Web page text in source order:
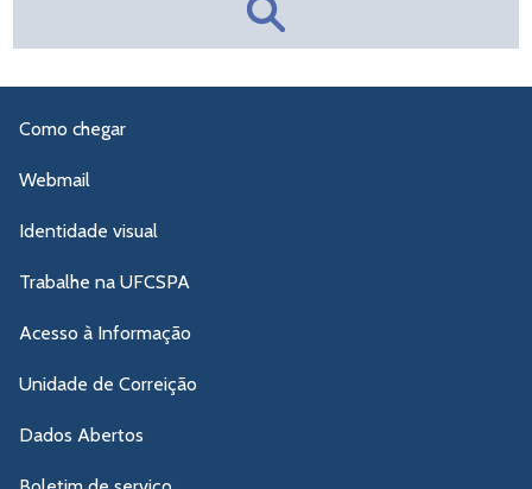
Como chegar
Webmail
Identidade visual
Trabalhe na UFCSPA
Acesso à Informação
Unidade de Correição
Dados Abertos